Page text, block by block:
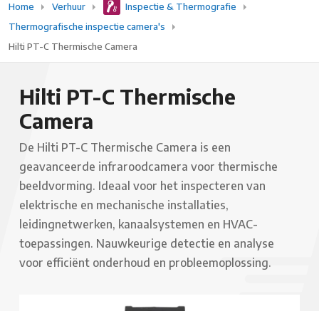
Home Verhuur
Inspectie & Thermografie
Thermografische inspectie camera's
Hilti PT-C Thermische Camera
Hilti PT-C Thermische
Camera
De Hilti PT-C Thermische Camera is een
geavanceerde infraroodcamera voor thermische
beeldvorming. Ideaal voor het inspecteren van
elektrische en mechanische installaties,
leidingnetwerken, kanaalsystemen en HVAC-
toepassingen. Nauwkeurige detectie en analyse
voor efficiënt onderhoud en probleemoplossing.